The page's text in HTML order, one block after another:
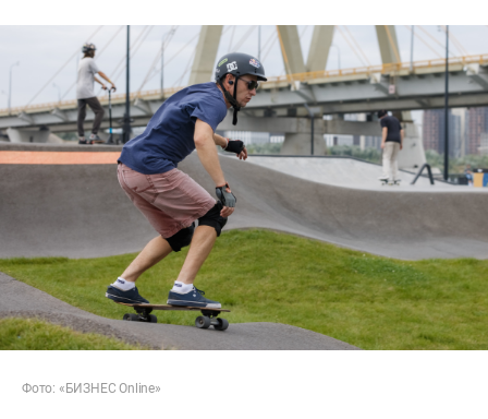
Фото: «БИЗНЕС Online»